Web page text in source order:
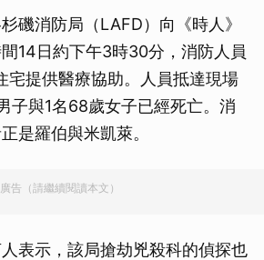
磯消防局（LAFD）向《時人》
14日約下午3時30分，消防人員
宅提供醫療協助。人員抵達現場
子與1名68歲女子已經死亡。消
是羅伯與米凱萊。
廣告（請繼續閱讀本文）
表示，該局搶劫兇殺科的偵探也